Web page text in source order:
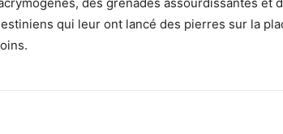
qui leur ont lancé des pierres sur la